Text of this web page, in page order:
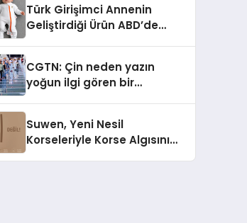
Türk Girişimci Annenin
Geliştirdiği Ürün ABD’de
Açısı Getiriyor.
CGTN: Çin neden yazın
yoğun ilgi gören bir
Suwen, Yeni Nesil
Korseleriyle Korse Algısını